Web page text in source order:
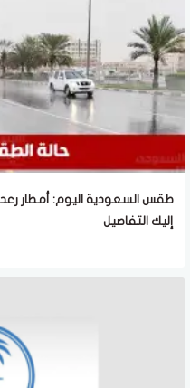
طقس السعودية اليوم: أمطار
إليك التفاصيل